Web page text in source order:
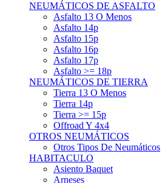
Asfalto 14p
Asfalto 15p
Asfalto 16p
Asfalto 17p
Asfalto >= 18p
NEUMÁTICOS DE TIERRA
Tierra 13 O Menos
Tierra 14p
Tierra >= 15p
Offroad Y 4x4
OTROS NEUMÁTICOS
Otros Tipos De Neumáticos
HABITACULO
Asiento Baquet
Arneses
Volantes